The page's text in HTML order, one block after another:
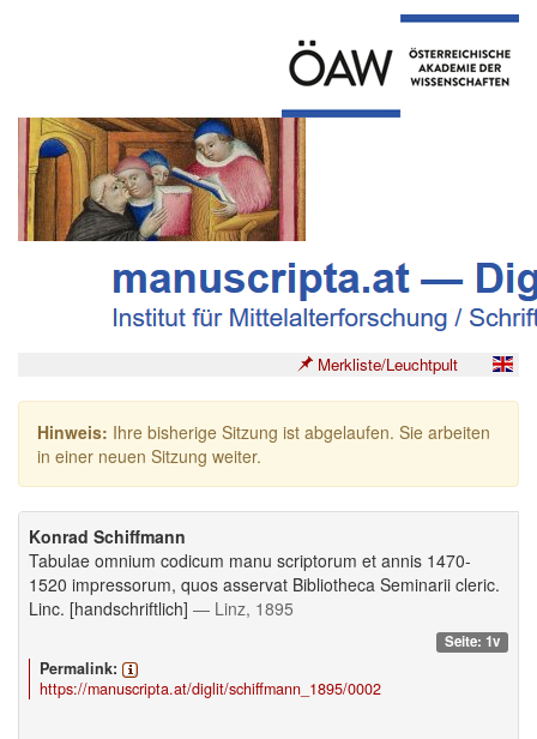
Merkliste/Leuchtpult
Hinweis: Ihre bisherige Sitzung ist abgelaufen. Sie arbeiten
in einer neuen Sitzung weiter.
Konrad Schiffmann
Tabulae omnium codicum manu scriptorum et annis 1470-
1520 impressorum, quos asservat Bibliotheca Seminarii cleric.
Linc. [handschriftlich] — Linz, 1895
Seite: 1v
Permalink:
https://manuscripta.at/diglit/schiffmann_1895/0002